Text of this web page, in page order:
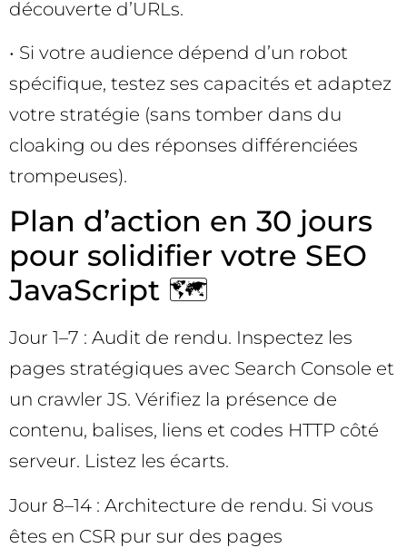
découverte d’URLs.
• Si votre audience dépend d’un robot
spécifique, testez ses capacités et adaptez
votre stratégie (sans tomber dans du
cloaking ou des réponses différenciées
trompeuses).
Plan d’action en 30 jours
pour solidifier votre SEO
JavaScript 🗺️
Jour 1–7 : Audit de rendu. Inspectez les
pages stratégiques avec Search Console et
un crawler JS. Vérifiez la présence de
contenu, balises, liens et codes HTTP côté
serveur. Listez les écarts.
Jour 8–14 : Architecture de rendu. Si vous
êtes en CSR pur sur des pages